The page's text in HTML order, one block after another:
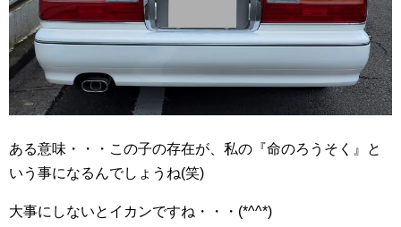
ある意味・・・この子の存在が、私の『命のろうそく』と
いう事になるんでしょうね(笑)
大事にしないとイカンですね・・・(*^^*)